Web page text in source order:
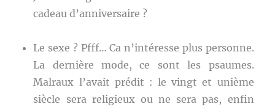
cadeau d’anniversaire ?
Le sexe ? Pfff… Ca n’intéresse plus personne.
La dernière mode, ce sont les psaumes.
Malraux l’avait prédit : le vingt et unième
siècle sera religieux ou ne sera pas, enfin